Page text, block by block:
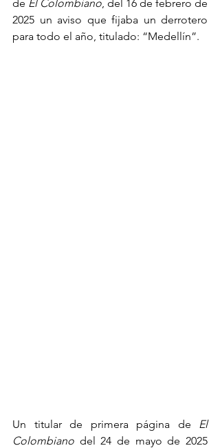
de El Colombiano, del 16 de febrero de
2025 un aviso que fijaba un derrotero
para todo el año, titulado: “Medellín”.
Un titular de primera página de
El
Colombiano del 24 de mayo de 2025